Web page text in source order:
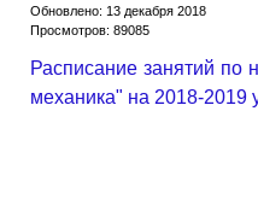
Обновлено: 13 декабря 2018
Просмотров: 89085
Расписание занятий по
механика" на 2018-2019